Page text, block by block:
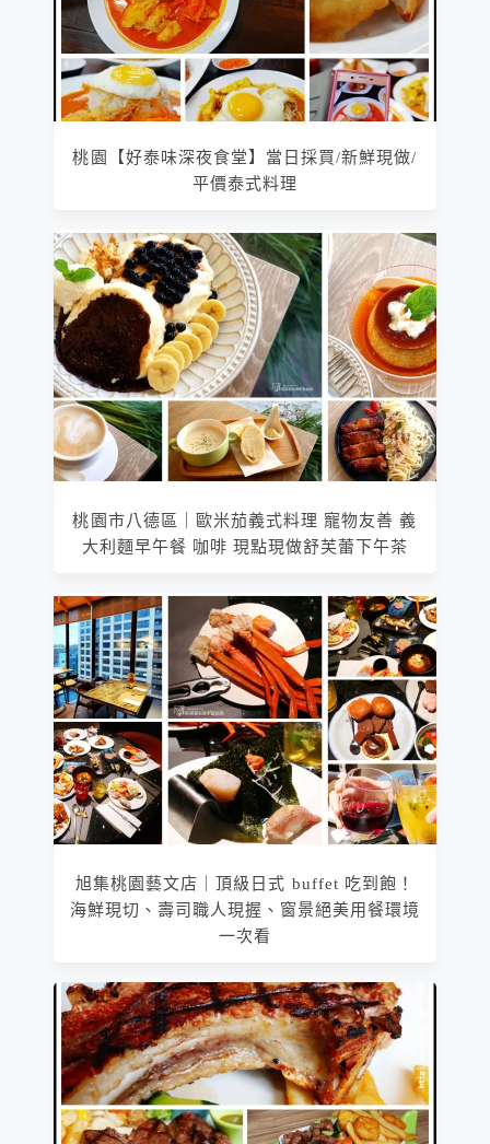
桃園【好泰味深夜食堂】當日採買/新鮮現做/
平價泰式料理
桃園市八德區｜歐米茄義式料理 寵物友善 義
大利麵早午餐 咖啡 現點現做舒芙蕾下午茶
旭集桃園藝文店｜頂級日式 buffet 吃到飽！
海鮮現切、壽司職人現握、窗景絕美用餐環境
一次看